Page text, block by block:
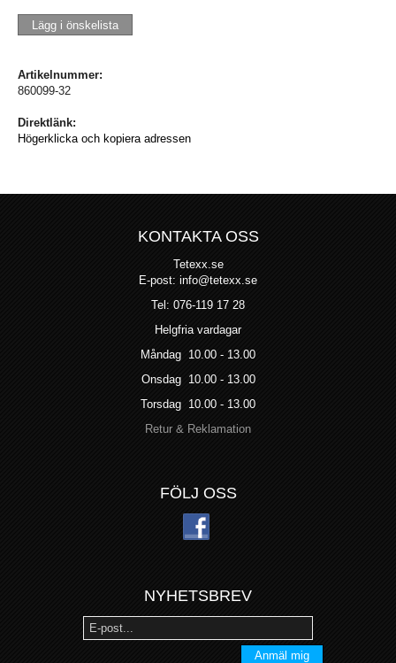
Lägg i önskelista
Artikelnummer:
860099-32
Direktlänk:
Högerklicka och kopiera adressen
KONTAKTA OSS
Tetexx.se
E-post: info@tetexx.se
Tel: 076-119 17 28
Helgfria vardagar
Måndag 10.00 - 13.00
Onsdag 10.00 - 13.00
Torsdag 10.00 - 13.00
Retur & Reklamation
FÖLJ OSS
NYHETSBREV
Anmäl mig